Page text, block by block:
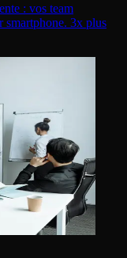
: vos team
smartphone. 3x plus